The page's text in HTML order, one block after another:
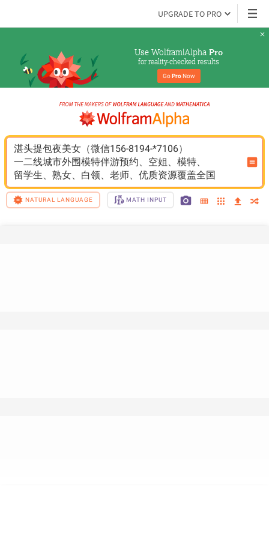
UPGRADE TO PRO
Use Wolfram|Alpha Pro
for reality-checked results
Go Pro Now
湛头提包夜美女（微信156-8194-*7106）
一二线城市外围模特伴游预约、空姐、模特、
留学生、熟女、白领、老师、优质资源覆盖全国
NATURAL LANGUAGE MATH INPUT